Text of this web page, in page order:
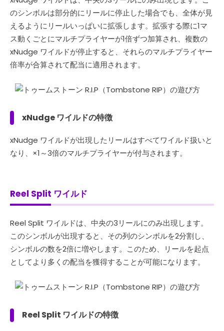
のシンボルは部分的にリールに停止した場合でも、全体が見
えるようにリールいっぱいに拡張します。拡張する際に1マ
ス動くごとにマルチプライヤーが1倍ずつ加算され、複数の
xNudge ワイルドが停止すると、それらのマルチプライヤー
倍率が合算されて配当に適用されます。
xNudge ワイルドの特徴
xNudge ワイルドが出現したリールはすべてワイルド扱いと
なり、×1～3倍のマルチプライヤーが付与されます。
Reel Split ワイルド
Reel Split ワイルドは、中央の3リールにのみ出現します。
このシンボルが出現すると、その列のシンボルを2分割し、
シンボルの数を2倍に増やします。このため、リールを起点
としてより多くの配当を獲得することが可能になります。
Reel Split ワイルドの特徴